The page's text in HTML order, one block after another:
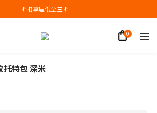
新品滿3000現抵300，滿6000現抵1000
折扣專區低至三折
特包 深米